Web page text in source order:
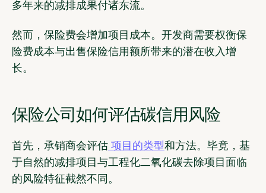
多年来的减排成果付诸东流。
然而，保险费会增加项目成本。开发商需要权衡保
险费成本与出售保险信用额所带来的潜在收入增
长。
保险公司如何评估碳信用风险
首先，承销商会评估 项目的类型和方法。毕竟，基
于自然的减排项目与工程化二氧化碳去除项目面临
的风险特征截然不同。